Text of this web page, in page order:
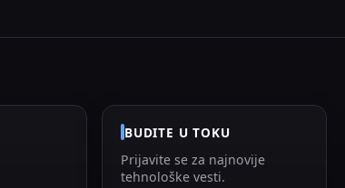
BUDITE U TOKU
Prijavite se za najnovije
tehnološke vesti.